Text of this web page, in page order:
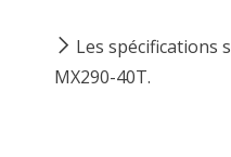
Les spécifications
MX290-40T.